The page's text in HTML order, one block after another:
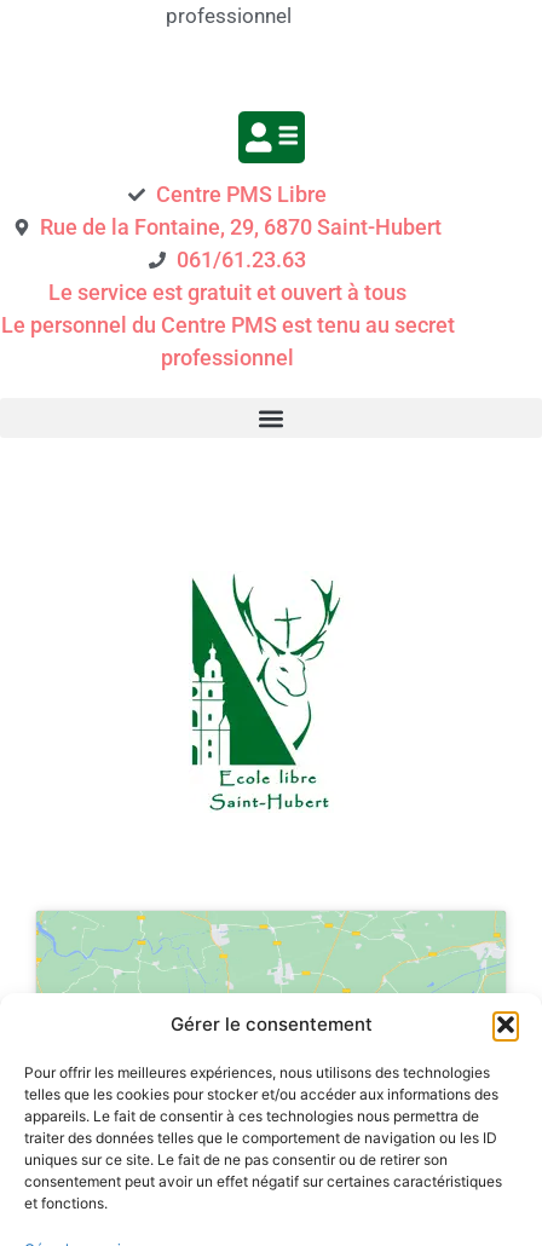
Gérer le consentement
Pour offrir les meilleures expériences, nous utilisons des technologies
telles que les cookies pour stocker et/ou accéder aux informations des
appareils. Le fait de consentir à ces technologies nous permettra de
traiter des données telles que le comportement de navigation ou les ID
uniques sur ce site. Le fait de ne pas consentir ou de retirer son
consentement peut avoir un effet négatif sur certaines caractéristiques
et fonctions.
Cliquez sur « J’accepte » pour activer
Politique de cookies
J’accepte
professionnel
Centre PMS Libre
Rue de la Fontaine, 29, 6870 Saint-Hubert
061/61.23.63
Le service est gratuit et ouvert à tous
Le personnel du Centre PMS est tenu au secret
professionnel